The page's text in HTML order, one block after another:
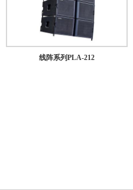
线阵系列PLA-212